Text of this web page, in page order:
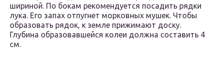
шириной. По бокам рекомендуется посадить рядки
лука. Его запах отпугнет морковных мушек. Чтобы
образовать рядок, к земле прижимают доску.
Глубина образовавшейся колеи должна составить 4
см.